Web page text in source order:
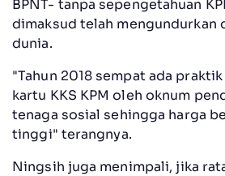
BPNT- tanpa sepengetahuan
dimaksud telah mengundurkan
dunia.
"Tahun 2018 sempat ada
kartu KKS KPM oleh oknum
tenaga sosial sehingga harga
tinggi" terangnya.
Ningsih juga menimpali, jika